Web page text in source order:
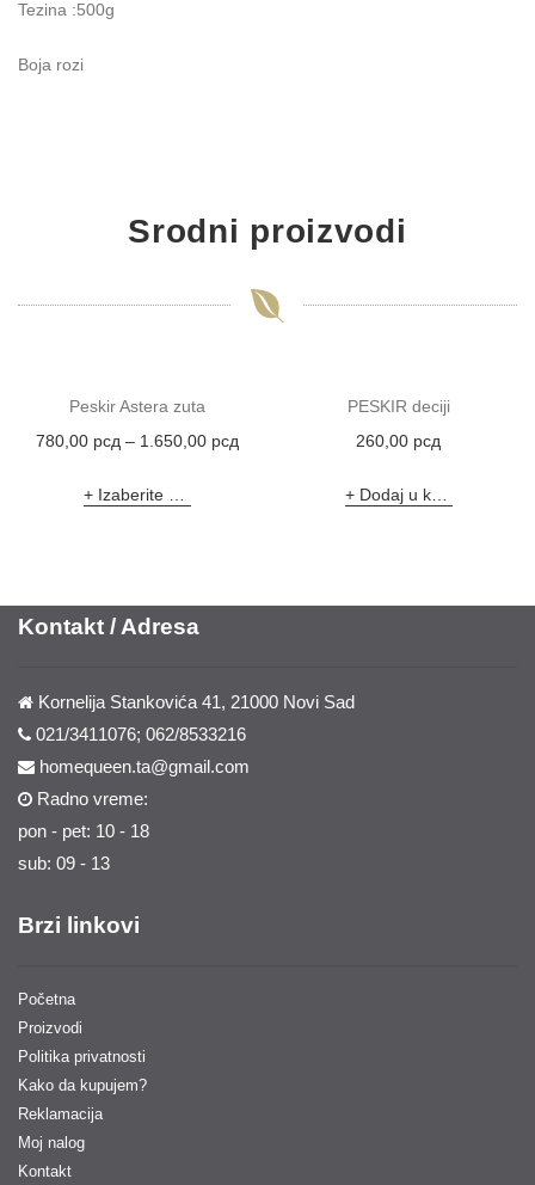
Tezina :500g
Boja rozi
Srodni proizvodi
Peskir Astera zuta
780,00 рсд – 1.650,00 рсд
Izaberite opcije
PESKIR deciji
260,00 рсд
Dodaj u korpu
Kontakt / Adresa
Kornelija Stankovića 41, 21000 Novi Sad
021/3411076; 062/8533216
homequeen.ta@gmail.com
Radno vreme:
pon - pet: 10 - 18
sub: 09 - 13
Brzi linkovi
Početna
Proizvodi
Politika privatnosti
Kako da kupujem?
Reklamacija
Moj nalog
Kontakt